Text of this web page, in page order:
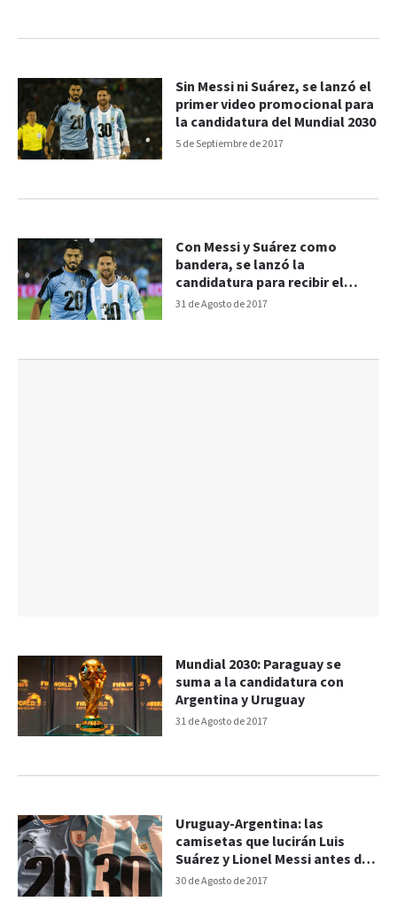
5 de Septiembre de 2017
Sin Messi ni Suárez, se lanzó el
primer video promocional para
la candidatura del Mundial 2030
31 de Agosto de 2017
Con Messi y Suárez como
bandera, se lanzó la
candidatura para recibir el
Mundial 2030
31 de Agosto de 2017
Mundial 2030: Paraguay se
suma a la candidatura con
Argentina y Uruguay
30 de Agosto de 2017
Uruguay-Argentina: las
camisetas que lucirán Luis
Suárez y Lionel Messi antes del
partido